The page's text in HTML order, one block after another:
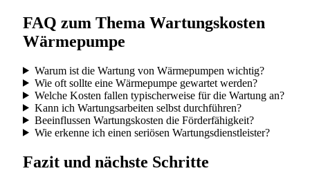
FAQ zum Thema Wartungskosten
Wärmepumpe
Warum ist die Wartung von Wärmepumpen wichtig?
Wie oft sollte eine Wärmepumpe gewartet werden?
Welche Kosten fallen typischerweise für die Wartung an?
Kann ich Wartungsarbeiten selbst durchführen?
Beeinflussen Wartungskosten die Förderfähigkeit?
Wie erkenne ich einen seriösen Wartungsdienstleister?
Fazit und nächste Schritte